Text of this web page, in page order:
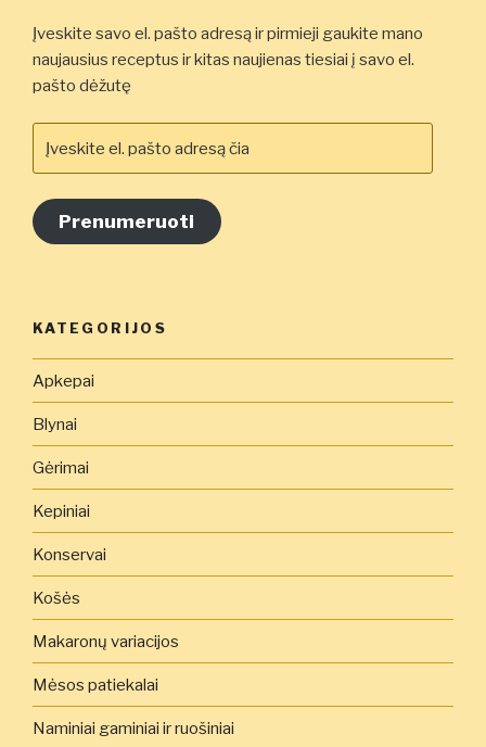
Įveskite savo el. pašto adresą ir pirmieji gaukite mano
naujausius receptus ir kitas naujienas tiesiai į savo el.
pašto dėžutę
el.
adresą
čia
Prenumeruoti
KATEGORIJOS
Apkepai
Blynai
Gėrimai
Kepiniai
Konservai
Košės
Makaronų variacijos
Mėsos patiekalai
Naminiai gaminiai ir ruošiniai